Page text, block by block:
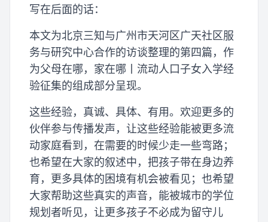
写在后面的话：
本文为北京三知与广州市天河区广天社区服
务与研究中心合作的访谈整理的第四篇，作
为父母在哪，家在哪丨流动人口子女入学经
验征集的组成部分呈现。
这些经验，真诚、具体、有用。欢迎更多的
伙伴参与传播发声，让这些经验能被更多流
动家庭看到，在需要的时候少走一些弯路；
也希望在大家的叙述中，把孩子带在身边养
育，更多具体的困境有机会被看见；也希望
大家帮助这些真实的声音，能被城市的学位
规划者听见，让更多孩子不必成为留守儿